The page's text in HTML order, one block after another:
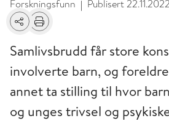
Forskningsfunn | Publisert22.11.2022
Del Skriv ut
Samlivsbrudd får store
involverte barn, og
annet ta stilling til hvor
og unges trivsel og